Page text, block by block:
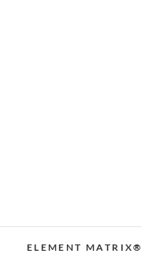
ELEMENT MATRIX®